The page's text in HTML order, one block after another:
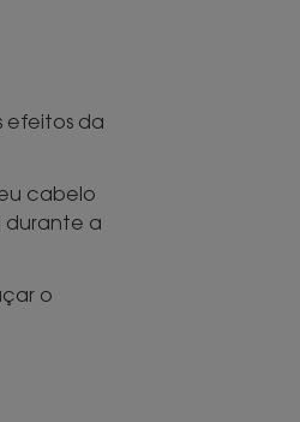
efeitos da
cabelo
durante a
o